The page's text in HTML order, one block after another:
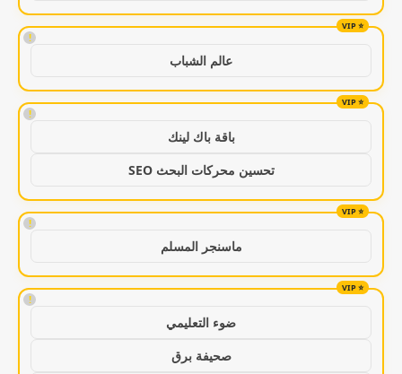
!
عالم الشباب
!
باقة باك لينك
تحسين محركات البحث SEO
!
ماسنجر المسلم
!
ضوء التعليمي
صحيفة برق